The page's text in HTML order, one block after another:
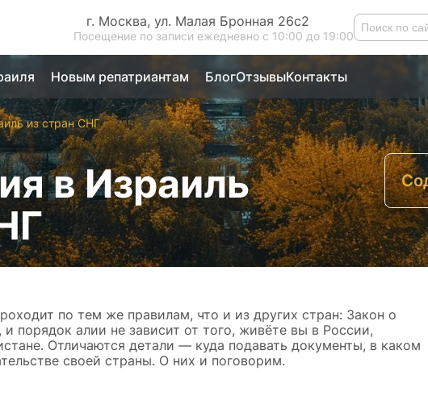
г. Москва, ул. Малая Бронная 26с2
Посещение по записи ежедневно с 10:00 до 19:00
Новым репатриантам БлогОтзывыКонтакты
из стран СНГ
в Израиль
по тем же правилам, что и из других стран: Закон о
порядок алии не зависит от того, живёте вы в России,
Отличаются детали — куда подавать документы, в каком
своей страны. О них и поговорим.